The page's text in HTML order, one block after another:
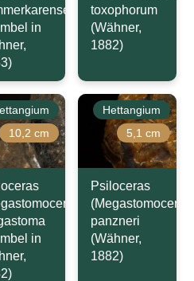
in
toxophorum
(Wähner,
1882)
10,2 cm
in
Hettangium
5,1 cm
Psiloceras
panzneri
(Wähner,
1882)